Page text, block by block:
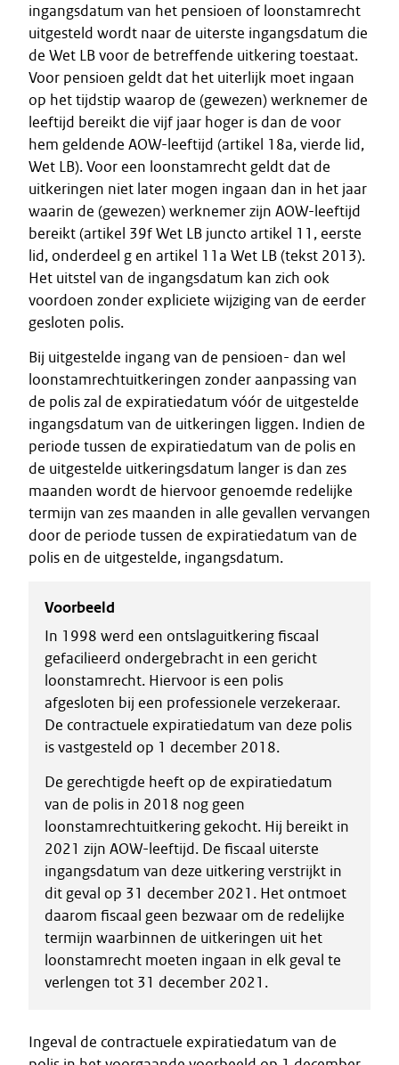
ingangsdatum van het pensioen of loonstamrecht
uitgesteld wordt naar de uiterste ingangsdatum die
de Wet LB voor de betreffende uitkering toestaat.
Voor pensioen geldt dat het uiterlijk moet ingaan
op het tijdstip waarop de (gewezen) werknemer de
leeftijd bereikt die vijf jaar hoger is dan de voor
hem geldende AOW-leeftijd (artikel 18a, vierde lid,
Wet LB). Voor een loonstamrecht geldt dat de
uitkeringen niet later mogen ingaan dan in het jaar
waarin de (gewezen) werknemer zijn AOW-leeftijd
bereikt (artikel 39f Wet LB juncto artikel 11, eerste
lid, onderdeel g en artikel 11a Wet LB (tekst 2013).
Het uitstel van de ingangsdatum kan zich ook
voordoen zonder expliciete wijziging van de eerder
gesloten polis.
Bij uitgestelde ingang van de pensioen- dan wel
loonstamrechtuitkeringen zonder aanpassing van
de polis zal de expiratiedatum vóór de uitgestelde
ingangsdatum van de uitkeringen liggen. Indien de
periode tussen de expiratiedatum van de polis en
de uitgestelde uitkeringsdatum langer is dan zes
maanden wordt de hiervoor genoemde redelijke
termijn van zes maanden in alle gevallen vervangen
door de periode tussen de expiratiedatum van de
polis en de uitgestelde, ingangsdatum.
Voorbeeld
In 1998 werd een ontslaguitkering fiscaal
gefacilieerd ondergebracht in een gericht
loonstamrecht. Hiervoor is een polis
afgesloten bij een professionele verzekeraar.
De contractuele expiratiedatum van deze polis
is vastgesteld op 1 december 2018.
De gerechtigde heeft op de expiratiedatum
van de polis in 2018 nog geen
loonstamrechtuitkering gekocht. Hij bereikt in
2021 zijn AOW-leeftijd. De fiscaal uiterste
ingangsdatum van deze uitkering verstrijkt in
dit geval op 31 december 2021. Het ontmoet
daarom fiscaal geen bezwaar om de redelijke
termijn waarbinnen de uitkeringen uit het
loonstamrecht moeten ingaan in elk geval te
verlengen tot 31 december 2021.
Ingeval de contractuele expiratiedatum van de